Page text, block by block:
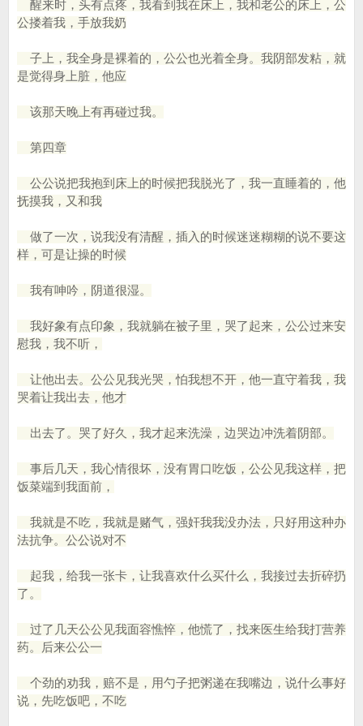
醒来时，头有点疼，我看到我在床上，我和老公的床上，公
公搂着我，手放我奶
子上，我全身是裸着的，公公也光着全身。我阴部发粘，就
是觉得身上脏，他应
该那天晚上有再碰过我。
第四章
公公说把我抱到床上的时候把我脱光了，我一直睡着的，他
抚摸我，又和我
做了一次，说我没有清醒，插入的时候迷迷糊糊的说不要这
样，可是让操的时候
我有呻吟，阴道很湿。
我好象有点印象，我就躺在被子里，哭了起来，公公过来安
慰我，我不听，
让他出去。公公见我光哭，怕我想不开，他一直守着我，我
哭着让我出去，他才
出去了。哭了好久，我才起来洗澡，边哭边冲洗着阴部。
事后几天，我心情很坏，没有胃口吃饭，公公见我这样，把
饭菜端到我面前，
我就是不吃，我就是赌气，强奸我我没办法，只好用这种办
法抗争。公公说对不
起我，给我一张卡，让我喜欢什么买什么，我接过去折碎扔
了。
过了几天公公见我面容憔悴，他慌了，找来医生给我打营养
药。后来公公一
个劲的劝我，赔不是，用勺子把粥递在我嘴边，说什么事好
说，先吃饭吧，不吃